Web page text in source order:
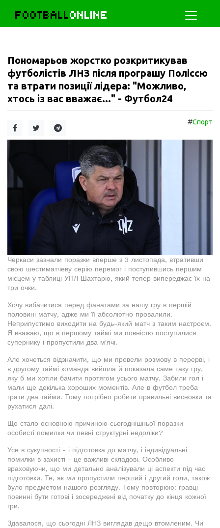
FOOTBALLONLINE
Пономарьов жорстко розкритикував
футболістів ЛНЗ після програшу Поліссю
та втрати позиції лідера: "Можливо,
хтось із вас вважає..." - Футбол24
#Спорт
Черкаси зазнали поразки вперше з 3 листопада, втративши
свою шестиматчеву серію перемог і поступившись першим
місцем у таблиці УПЛ Шахтарю, який тепер випереджає їх на
три очки.
Хочу вибачитися перед фанатами за нашу гру в першій
половині матчу, адже ми її абсолютно провалили.
Неприпустимо виходити на будь-який матч з таким настроєм.
Я вважаю, що в першому таймі ми повністю поступилися
супернику і пропустили два м'ячі.
Але хочеться відзначити, що ми провели розмову в перерві, і
в другому таймі команда вийшла й показала саме таку гру,
яку б ми хотіли бачити протягом усього матчу. Забили гол і
мали ще декілька хороших моментів. Але в футбол треба
грати два тайми. Тому потрібно робити правильні висновки та
рухатися далі.
Що стало основною причиною сьогоднішньої поразки -
особисті помилки чи певні структурні недоліки?
Усе в сукупності - і підготовка до матчу, і індивідуальні
помилки в захисті - це важливі складові. Особливо
враховуючи, що ми детально аналізували ці аспекти під час
підготовки. Те, як ми пропустили перший і другий голи, також
було предметом нашого розгляду. Тому повторюю: гравці
повинні бути готові і зосереджені від початку до кінця кожної
гри.
Здавалося, що сьогодні ЛНЗ виглядав дещо втомленим. Чи